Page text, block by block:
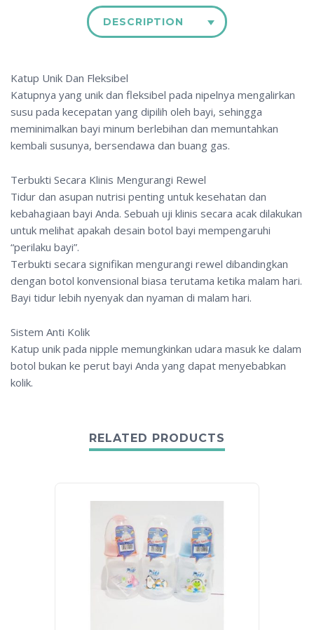
DESCRIPTION
Katup Unik Dan Fleksibel
Katupnya yang unik dan fleksibel pada nipelnya mengalirkan
susu pada kecepatan yang dipilih oleh bayi, sehingga
meminimalkan bayi minum berlebihan dan memuntahkan
kembali susunya, bersendawa dan buang gas.
Terbukti Secara Klinis Mengurangi Rewel
Tidur dan asupan nutrisi penting untuk kesehatan dan
kebahagiaan bayi Anda. Sebuah uji klinis secara acak dilakukan
untuk melihat apakah desain botol bayi mempengaruhi
“perilaku bayi”.
Terbukti secara signifikan mengurangi rewel dibandingkan
dengan botol konvensional biasa terutama ketika malam hari.
Bayi tidur lebih nyenyak dan nyaman di malam hari.
Sistem Anti Kolik
Katup unik pada nipple memungkinkan udara masuk ke dalam
botol bukan ke perut bayi Anda yang dapat menyebabkan
kolik.
RELATED PRODUCTS